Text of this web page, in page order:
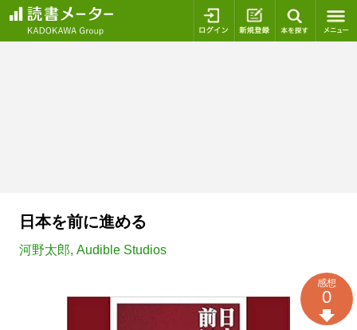
ログイン 新規登録
日本を前に進める
河野太郎, Audible Studios
感想
0